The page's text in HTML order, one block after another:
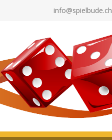
info@spielbude.ch